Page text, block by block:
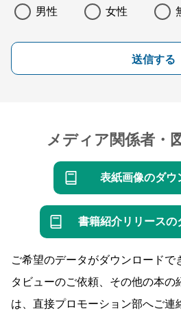
男性 女性
送信する
メディア関係者・
表紙画像のダウ
書籍紹介リリースの
ご希望のデータがダウンロードで
タビューのご依頼、その他の本の
は、直接プロモーション部へご連